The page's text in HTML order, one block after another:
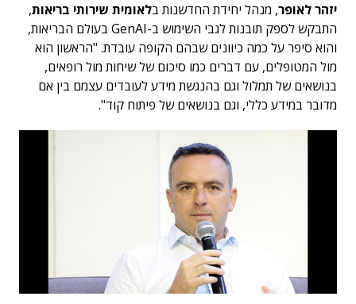
יזהר לאופר, מנהל יחידת החדשנות בלאומית שירותי בריאות,
התבקש לספק תובנות לגבי השימוש ב-GenAI בעולם הבריאות,
והוא סיפר על כמה כיוונים שבהם הקופה עובדת. "הראשון הוא
מול המטופלים, עם דברים כמו סיכום של שיחות מול רופאים,
בנושאים של תמלול וגם בהנגשת מידע לעובדים עצמם בין אם
מדובר במידע כללי, וגם בנושאים של פיתוח קוד".